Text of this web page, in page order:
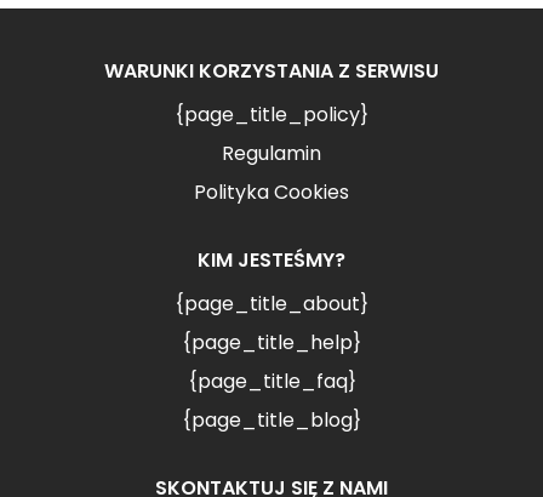
WARUNKI KORZYSTANIA Z SERWISU
{page_title_policy}
Regulamin
Polityka Cookies
KIM JESTEŚMY?
{page_title_about}
{page_title_help}
{page_title_faq}
{page_title_blog}
SKONTAKTUJ SIĘ Z NAMI